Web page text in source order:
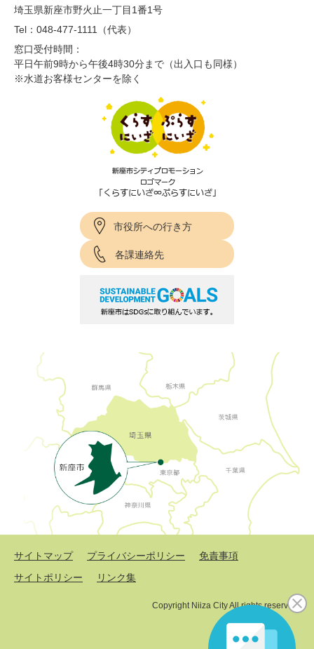
埼玉県新座市野火止一丁目1番1号
Tel：048-477-1111（代表）
窓口受付時間：
平日午前9時から午後4時30分まで（出入口も同様）
※水道お客様センターを除く
市役所への行き方
各課連絡先
サイトマップ プライバシーポリシー
免責事項
サイトポリシー
リンク集
Copyright Niiza City All rights reserved.